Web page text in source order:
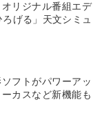
リジナル番組エデ
げる」天文シミュ
フトがパワーアッ
カスなど新機能も